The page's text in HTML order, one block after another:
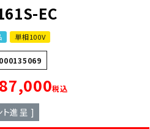
ゆで麺機
製菓・製パン機器
EC
単相100V
税込
ト進呈 ]